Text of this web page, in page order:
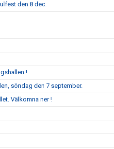
den 8 dec.
!
söndag den 7 september.
Välkomna ner !